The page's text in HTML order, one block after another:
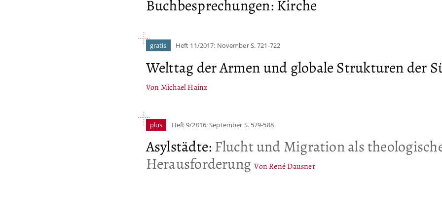
Buchbesprechungen: Kirche
gratis Heft 11/2017: NovemberS. 721-722
Welttag der Armen und globale Strukturen der
Von Michael Hainz
plus Heft 9/2016: September S. 579-588
Asylstädte:Flucht und Migration als
Herausforderung Von René Dausner